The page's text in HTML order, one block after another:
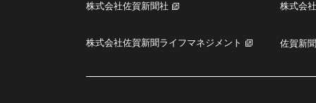
株式会社佐賀新聞社 株式会
株式会社佐賀新聞ライフマネジメント 佐賀新